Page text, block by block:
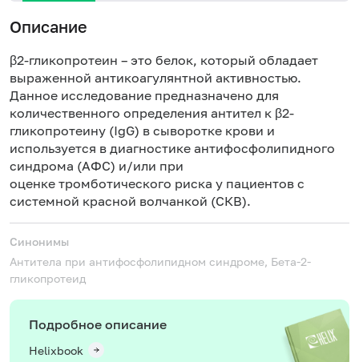
Описание
β2-гликопротеин – это белок, который обладает
выраженной антикоагулянтной активностью.
Данное исследование предназначено для
количественного определения антител к β2-
гликопротеину (IgG) в сыворотке крови и
используется в диагностике антифосфолипидного
синдрома (АФС) и/или при
оценке тромботического риска у пациентов с
системной красной волчанкой (СКВ).
Синонимы
Антитела при антифосфолипидном синдроме, Бета-2-
гликопротеид
Подробное описание
Helixbook